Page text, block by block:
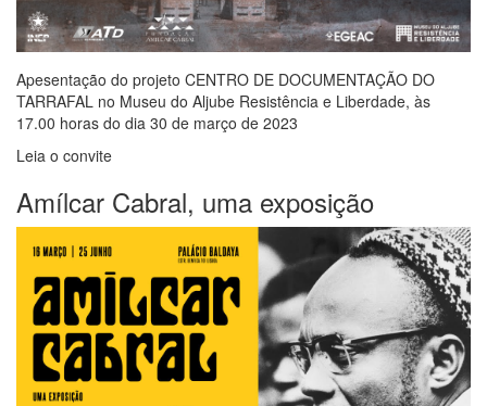
Apesentação do projeto CENTRO DE DOCUMENTAÇÃO DO
TARRAFAL no Museu do Aljube Resistência e Liberdade, às
17.00 horas do dia 30 de março de 2023
Leia o convite
Amílcar Cabral, uma exposição